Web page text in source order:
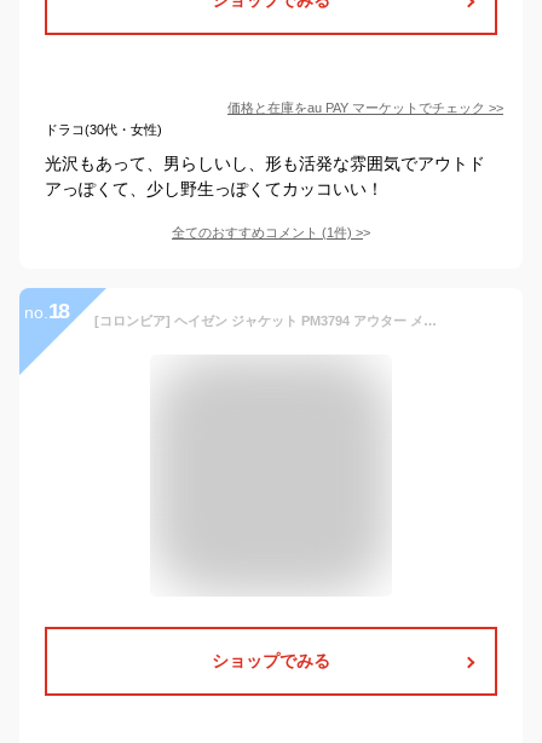
価格と在庫をau PAY マーケット でチェック >>
ドラコ(30代・女性)
光沢もあって、男らしいし、形も活発な雰囲気でアウトド
アっぽくて、少し野生っぽくてカッコいい！
全てのおすすめコメント (1件) >
no. 18 [コロンビア] ヘイゼン ジャケット PM3794 アウター メンズ M Black
ショップでみる